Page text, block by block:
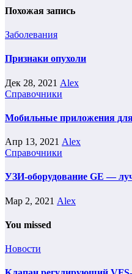
Похожая запись
Заболевания
Признаки опухоли
Дек 28, 2021 Alex
Справочники
Мобильные приложения
Апр 13, 2021 Alex
Справочники
УЗИ-оборудование GE —
Мар 2, 2021 Alex
You missed
Новости